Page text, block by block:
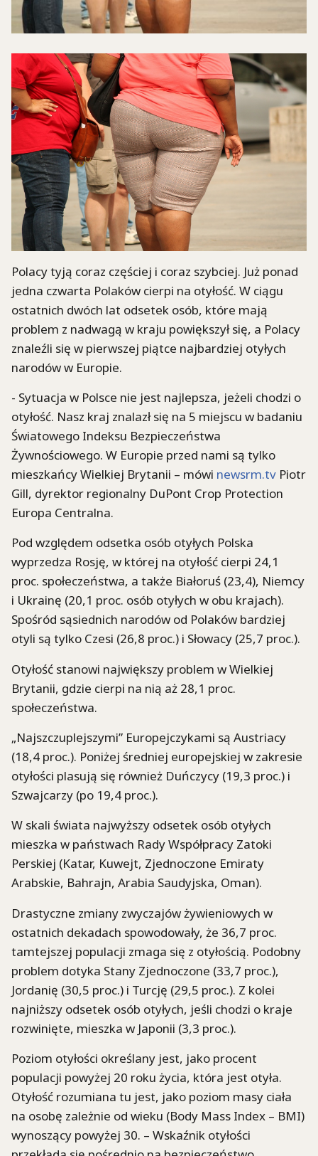
Polacy tyją coraz częściej i coraz szybciej. Już ponad
jedna czwarta Polaków cierpi na otyłość. W ciągu
ostatnich dwóch lat odsetek osób, które mają
problem z nadwagą w kraju powiększył się, a Polacy
znaleźli się w pierwszej piątce najbardziej otyłych
narodów w Europie.
- Sytuacja w Polsce nie jest najlepsza, jeżeli chodzi o
otyłość. Nasz kraj znalazł się na 5 miejscu w badaniu
Światowego Indeksu Bezpieczeństwa
Żywnościowego. W Europie przed nami są tylko
mieszkańcy Wielkiej Brytanii – mówi newsrm.tv Piotr
Gill, dyrektor regionalny DuPont Crop Protection
Europa Centralna.
Pod względem odsetka osób otyłych Polska
wyprzedza Rosję, w której na otyłość cierpi 24,1
proc. społeczeństwa, a także Białoruś (23,4), Niemcy
i Ukrainę (20,1 proc. osób otyłych w obu krajach).
Spośród sąsiednich narodów od Polaków bardziej
otyli są tylko Czesi (26,8 proc.) i Słowacy (25,7 proc.).
Otyłość stanowi największy problem w Wielkiej
Brytanii, gdzie cierpi na nią aż 28,1 proc.
społeczeństwa.
„Najszczuplejszymi” Europejczykami są Austriacy
(18,4 proc.). Poniżej średniej europejskiej w zakresie
otyłości plasują się również Duńczycy (19,3 proc.) i
Szwajcarzy (po 19,4 proc.).
W skali świata najwyższy odsetek osób otyłych
mieszka w państwach Rady Współpracy Zatoki
Perskiej (Katar, Kuwejt, Zjednoczone Emiraty
Arabskie, Bahrajn, Arabia Saudyjska, Oman).
Drastyczne zmiany zwyczajów żywieniowych w
ostatnich dekadach spowodowały, że 36,7 proc.
tamtejszej populacji zmaga się z otyłością. Podobny
problem dotyka Stany Zjednoczone (33,7 proc.),
Jordanię (30,5 proc.) i Turcję (29,5 proc.). Z kolei
najniższy odsetek osób otyłych, jeśli chodzi o kraje
rozwinięte, mieszka w Japonii (3,3 proc.).
Poziom otyłości określany jest, jako procent
populacji powyżej 20 roku życia, która jest otyła.
Otyłość rozumiana tu jest, jako poziom masy ciała
na osobę zależnie od wieku (Body Mass Index – BMI)
wynoszący powyżej 30. – Wskaźnik otyłości